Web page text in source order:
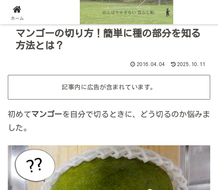
マンゴーの切り方！簡単に種の部分を知る
方法とは？
2016.04.04 2025.10.11
記事内に広告が含まれています。
初めてマンゴーを自分で切るときに、どう切るのか悩みま
した。
ホーム